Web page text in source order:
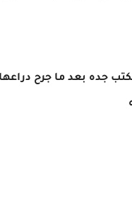
جده بعد ما جرح دراعها